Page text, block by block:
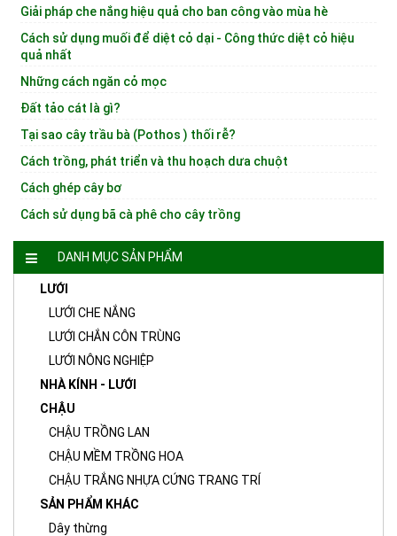
Giải pháp che nắng hiệu quả cho ban công vào mùa hè
Cách sử dụng muối để diệt cỏ dại - Công thức diệt cỏ hiệu
quả nhất
Những cách ngăn cỏ mọc
Đất tảo cát là gì?
Tại sao cây trầu bà (Pothos ) thối rễ?
Cách trồng, phát triển và thu hoạch dưa chuột
Cách ghép cây bơ
Cách sử dụng bã cà phê cho cây trồng
DANH MỤC SẢN PHẨM
LƯỚI
LƯỚI CHE NẮNG
LƯỚI CHẮN CÔN TRÙNG
LƯỚI NÔNG NGHIỆP
NHÀ KÍNH - LƯỚI
CHẬU
CHẬU TRỒNG LAN
CHẬU MỀM TRỒNG HOA
CHẬU TRẮNG NHỰA CỨNG TRANG TRÍ
SẢN PHẨM KHÁC
Dây thừng